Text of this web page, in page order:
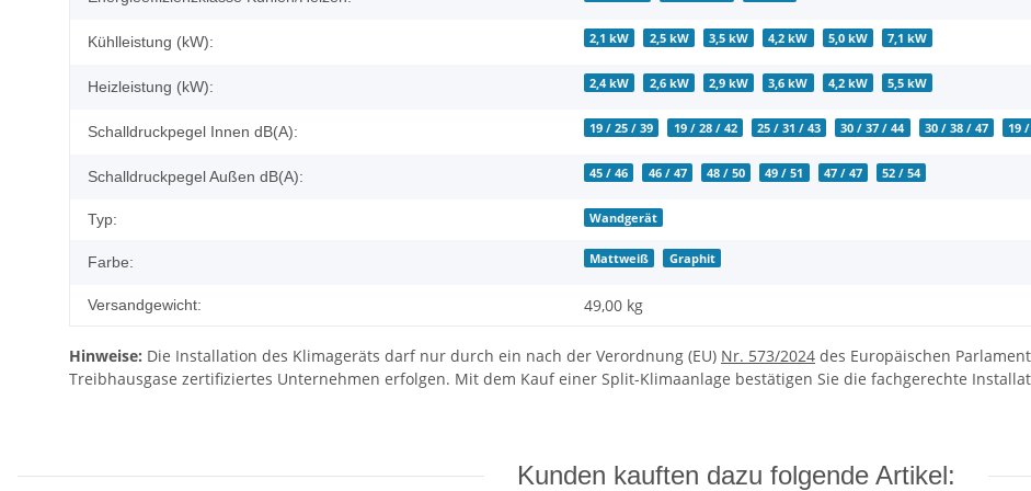
Kühlleistung (kW): 2,1 kW 2,5 kW 3,5 kW 4,2 kW 5,0 kW 7,1 kW
Heizleistung (kW): 2,4 kW 2,6 kW 2,9 kW 3,6 kW 4,2 kW 5,5 kW
Schalldruckpegel Innen dB(A): 19 / 25 / 39 19 / 28 / 42 25 / 31 / 43 30 / 37 / 44 30 / 38 / 47 19
Schalldruckpegel Außen dB(A): 45 / 46 46 / 47 48 / 50 49 / 51 47 / 47 52 / 54
Typ: Wandgerät
Farbe: Mattweiß Graphit
Versandgewicht: 49,00 kg
Hinweise: Die Installation des Klimageräts darf nur durch ein nach der Verordnung (EU) Nr. 573/2024 des Europäischen
Treibhausgase zertifiziertes Unternehmen erfolgen. Mit dem Kauf einer Split-Klimaanlage bestätigen Sie die fachgerechte
Kunden kauften dazu folgende Artikel: